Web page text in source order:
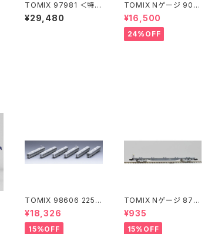
TOMIX 97981 ＜特企
＞287系(特急くろしお
60周年記念ラッピング
¥29,480
TOMIX Nゲージ 901
81 ベーシックセットSD
EF210コンテナ列車 鉄
道模型
¥16,500
24%OFF
TOMIX 98606 225 6
000系 (6両) 鉄道模型
¥18,326
15%OFF
TOMIX Nゲージ 871
8 コキ107 (増備型・コ
ンテナなし) 鉄道模型
¥935
15%OFF